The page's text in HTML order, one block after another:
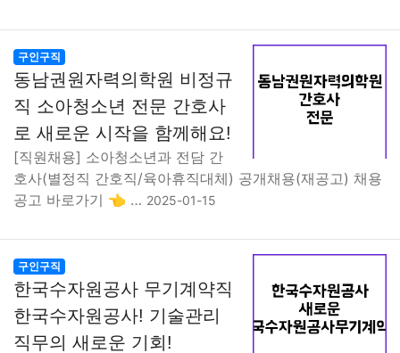
구인구직
동남권원자력의학원 비정규
직 소아청소년 전문 간호사
로 새로운 시작을 함께해요!
[직원채용] 소아청소년과 전담 간
호사(별정직 간호직/육아휴직대체) 공개채용(재공고) 채용
공고 바로가기 👈 … 2025-01-15
구인구직
한국수자원공사 무기계약직
한국수자원공사! 기술관리
직무의 새로운 기회!